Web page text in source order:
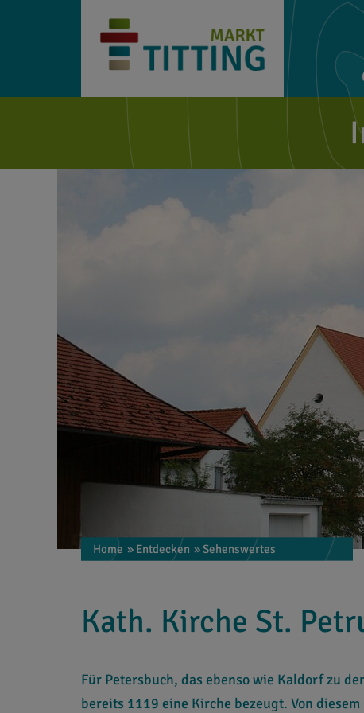
Home » Entdecken » Sehenswertes
Kath. Kirche St.
Für Petersbuch, das ebenso wie Kaldorf zu
bereits 1119 eine Kirche bezeugt. Von